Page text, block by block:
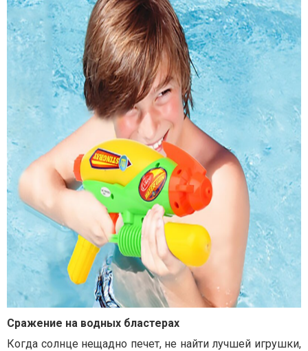
Сражение на водных бластерах
Когда солнце нещадно печет, не найти лучшей игрушки,